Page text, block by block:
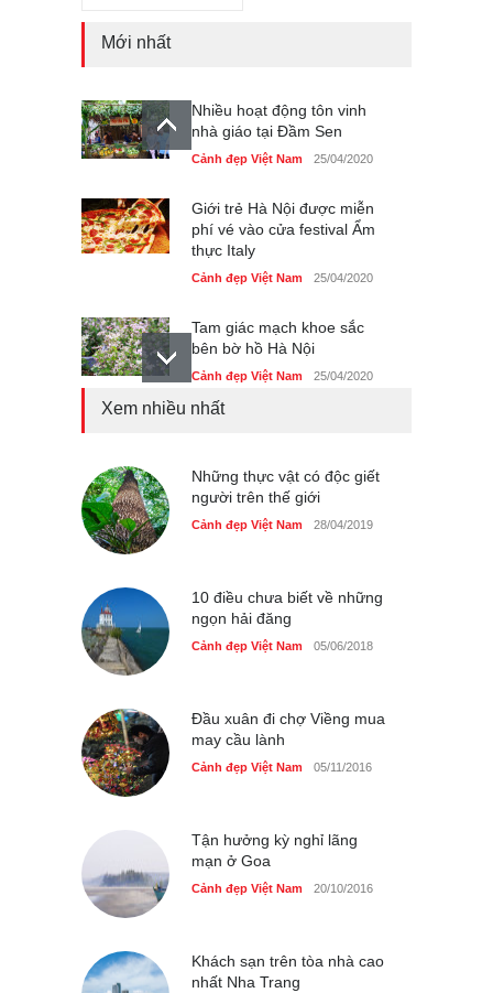
Mới nhất
Nhiều hoạt động tôn vinh
nhà giáo tại Đầm Sen
Cảnh đẹp Việt Nam 25/04/2020
Giới trẻ Hà Nội được miễn
phí vé vào cửa festival Ẩm
thực Italy
Cảnh đẹp Việt Nam 25/04/2020
Tam giác mạch khoe sắc
bên bờ hồ Hà Nội
Cảnh đẹp Việt Nam 25/04/2020
Cảnh đẹp Việt Nam 24/04/2020
Những món ăn đồng quê
Xem nhiều nhất
Những thực vật có độc giết
người trên thế giới
Cảnh đẹp Việt Nam 28/04/2019
10 điều chưa biết về những
ngọn hải đăng
Cảnh đẹp Việt Nam 05/06/2018
Đầu xuân đi chợ Viềng mua
may cầu lành
Cảnh đẹp Việt Nam 05/11/2016
Tận hưởng kỳ nghỉ lãng
mạn ở Goa
Cảnh đẹp Việt Nam 20/10/2016
Khách sạn trên tòa nhà cao
nhất Nha Trang